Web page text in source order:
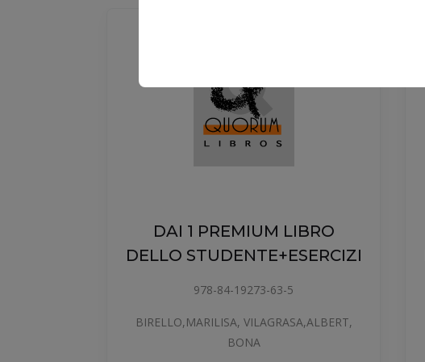
DAI 1 PREMIUM LIBRO
DELLO STUDENTE+ESERCIZI
978-84-19273-63-5
BIRELLO,MARILISA, VILAGRASA,ALBERT,
BONA